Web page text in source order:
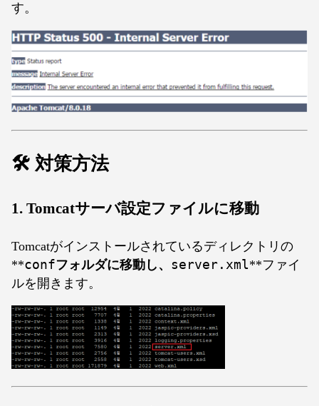
す。
🛠️ 対策方法
1. Tomcatサーバ設定ファイルに移動
Tomcatがインストールされているディレクトリの
**confフォルダに移動し、 server.xml**ファイ
ルを開きます。